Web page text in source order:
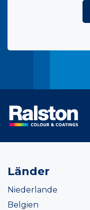
Länder
Niederlande
Belgien